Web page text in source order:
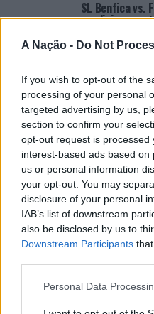
A Nação - Do Not
If you wish to opt-out of the
processing of your personal
targeted advertising by us,
section to confirm your
opt-out request is processed
interest-based ads based
us or personal information
your opt-out. You may
disclosure of your personal
IAB’s list of downstream
also be disclosed by us to
Downstream Participants
Personal Data
SL Benfica vs.
ATUALIDADE 4
Vitória SC vs.
ATUALIDADE 4
Vitória SC vs.
restrições e
ATUALIDADE
Vitória de
apresenta
Esposende acolhe festival